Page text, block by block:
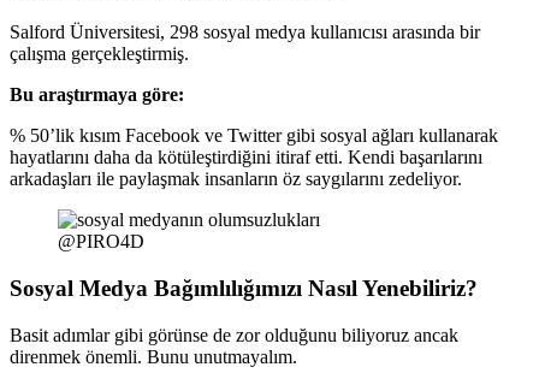
Salford Üniversitesi, 298 sosyal medya kullanıcısı arasında bir
çalışma gerçekleştirmiş.
Bu araştırmaya göre:
% 50’lik kısım Facebook ve Twitter gibi sosyal ağları kullanarak
hayatlarını daha da kötüleştirdiğini itiraf etti. Kendi başarılarını
arkadaşları ile paylaşmak insanların öz saygılarını zedeliyor.
@PIRO4D
Sosyal Medya Bağımlılığımızı Nasıl Yenebiliriz?
Basit adımlar gibi görünse de zor olduğunu biliyoruz ancak
direnmek önemli. Bunu unutmayalım.